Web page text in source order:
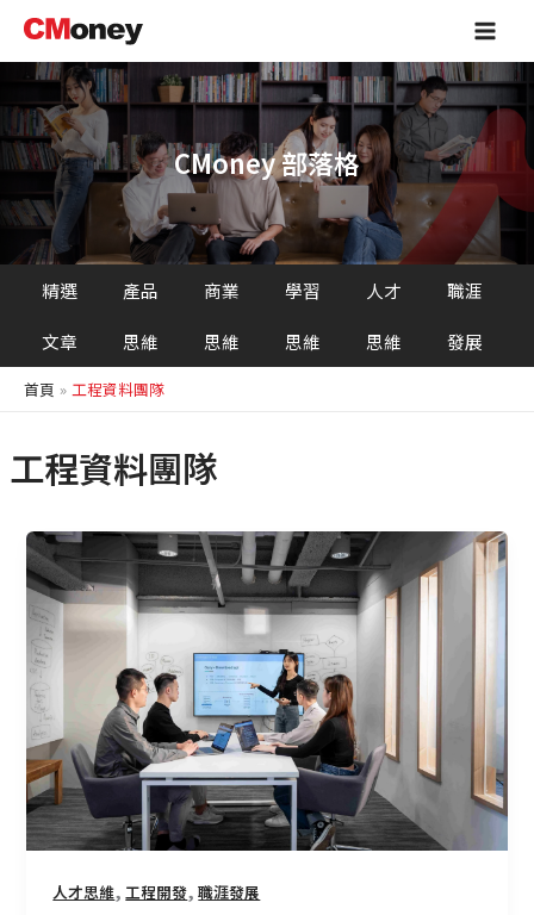
主
容
Main
CMoney 部落格
精選
文章
產品
思維
商業
思維
學習
思維
人才
思維
職涯
發展
首頁 工程資料團隊
工程資料團隊
人才思維, 工程開發,職涯發展
從
執
行
者
到
值
創
造
者：
工
程
團